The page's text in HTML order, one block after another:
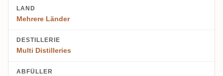
LAND
Mehrere Länder
DESTILLERIE
Multi Distilleries
ABFÜLLER